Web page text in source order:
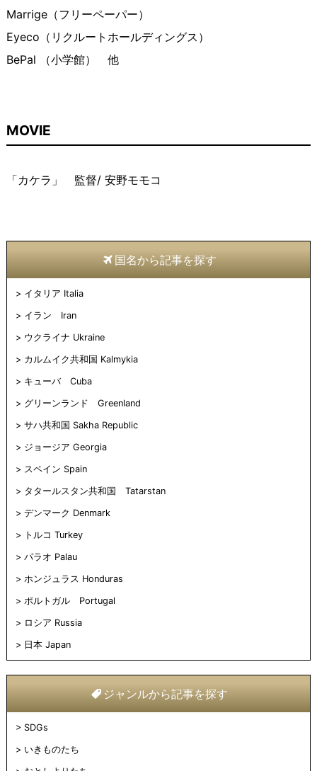
Marrige（フリーペーパー）
Eyeco（リクルートホールディングス）
BePal （小学館） 他
MOVIE
「カケラ」 監督/ 安野モモコ
国名から記事を探す
イタリア Italia
イラン Iran
ウクライナ Ukraine
カルムイク共和国 Kalmykia
キューバ Cuba
グリーンランド Greenland
サハ共和国 Sakha Republic
ジョージア Georgia
スペイン Spain
タタールスタン共和国 Tatarstan
デンマーク Denmark
トルコ Turkey
パラオ Palau
ホンジュラス Honduras
ポルトガル Portugal
ロシア Russia
日本 Japan
ジャンルから記事を探す
SDGs
いきものたち